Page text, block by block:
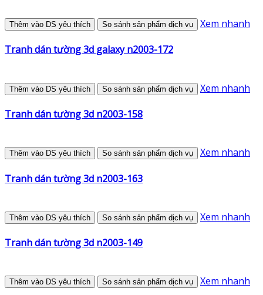
Thêm vào DS yêu thích So sánh sản phẩm dịch vụ Xem nhanh
Tranh dán tường 3d galaxy n2003-172
Thêm vào DS yêu thích So sánh sản phẩm dịch vụ Xem nhanh
Tranh dán tường 3d n2003-158
Thêm vào DS yêu thích So sánh sản phẩm dịch vụ Xem nhanh
Tranh dán tường 3d n2003-163
Thêm vào DS yêu thích So sánh sản phẩm dịch vụ Xem nhanh
Tranh dán tường 3d n2003-149
Thêm vào DS yêu thích So sánh sản phẩm dịch vụ Xem nhanh